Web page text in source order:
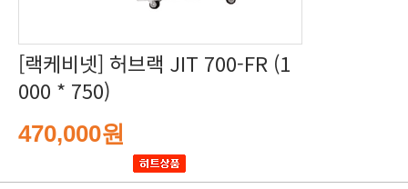
000 * 750)
470,000원